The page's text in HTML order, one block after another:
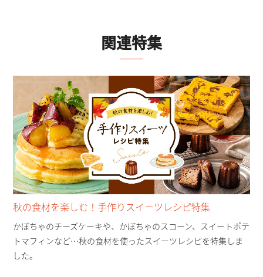
関連特集
秋の食材を楽しむ！手作りスイーツレシピ特集
かぼちゃのチーズケーキや、かぼちゃのスコーン、スイートポテ
トマフィンなど…秋の食材を使ったスイーツレシピを特集しま
した。